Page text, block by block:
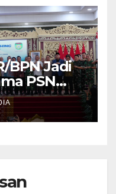
BPN Jadi
PSN
Baru